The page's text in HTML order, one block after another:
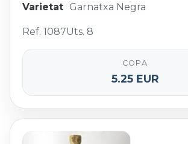
Varietat Garnatxa Negra
Ref. 1087Uts. 8
COPA
5.25 EUR